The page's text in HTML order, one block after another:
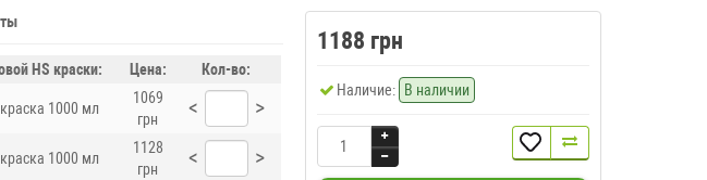
HS краски: Цена: Кол-во:
1000 мл
1069
грн
< >
1000 мл
1128
грн
< >
1188 грн
Наличие: В наличии